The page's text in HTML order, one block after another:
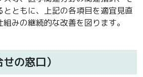
ともに、上記の各項目を適宜見直
みの継続的な改善を図ります。
の窓口）